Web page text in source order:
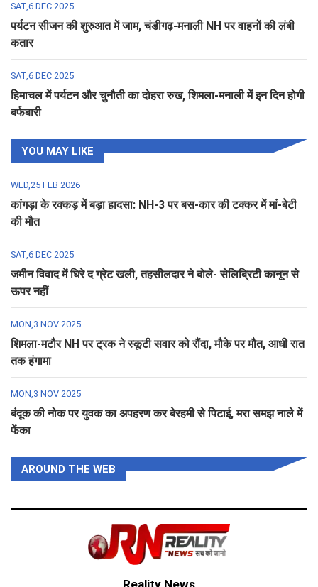
SAT,6 DEC 2025
पर्यटन सीजन की शुरुआत में जाम, चंडीगढ़-मनाली NH पर वाहनों की लंबी
कतार
SAT,6 DEC 2025
हिमाचल में पर्यटन और चुनौती का दोहरा रुख, शिमला-मनाली में इन दिन होगी
बर्फबारी
YOU MAY LIKE
WED,25 FEB 2026
कांगड़ा के रक्कड़ में बड़ा हादसा: NH-3 पर बस-कार की टक्कर में मां-बेटी
की मौत
SAT,6 DEC 2025
जमीन विवाद में घिरे द ग्रेट खली, तहसीलदार ने बोले- सेलिब्रिटी कानून से
ऊपर नहीं
MON,3 NOV 2025
शिमला-मटौर NH पर ट्रक ने स्कूटी सवार को रौंदा, मौके पर मौत, आधी रात
तक हंगामा
MON,3 NOV 2025
बंदूक की नोक पर युवक का अपहरण कर बेरहमी से पिटाई, मरा समझ नाले में
फेंका
AROUND THE WEB
Reality News